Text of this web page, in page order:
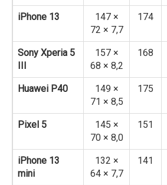
iPhone 13
147 ×
72 × 7,7
174
Sony Xperia 5
III
157 ×
68 × 8,2
168
Huawei P40
149 ×
71 × 8,5
175
Pixel 5
145 ×
70 × 8,0
151
iPhone 13
mini
132 ×
64 × 7,7
141